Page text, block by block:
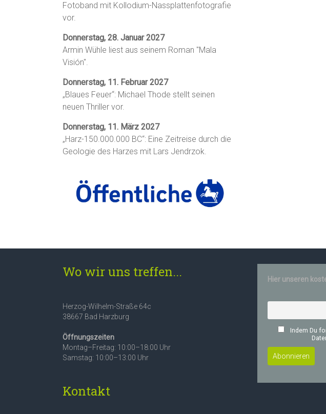
Fotoband mit Kollodium-Nassplattenfotografie
vor.
Donnerstag, 28. Januar 2027
Armin Wühle liest aus seinem Roman "Mala
Visión".
Donnerstag, 11. Februar 2027
„Blaues Feuer“: Michael Thode stellt seinen
neuen Thriller vor.
Donnerstag, 11. März 2027
„Harz-150.000.000 BC“: Eine Zeitreise durch die
Geologie des Harzes mit Lars Jendrzok.
Wo wir uns treffen...
Herzog-Wilhelm-Straße 64c
38667 Bad Harzburg
Öffnungszeiten
Montag–Freitag: 10:00–18:00 Uhr
Samstag: 10:00–13:00 Uhr
Kontakt
Hier unseren
Indem Du